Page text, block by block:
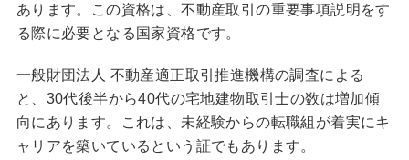
あります。この資格は、不動産取引の重要事項説明をす
る際に必要となる国家資格です。
一般財団法人 不動産適正取引推進機構の調査による
と、30代後半から40代の宅地建物取引士の数は増加傾
向にあります。これは、未経験からの転職組が着実にキ
ャリアを築いているという証でもあります。